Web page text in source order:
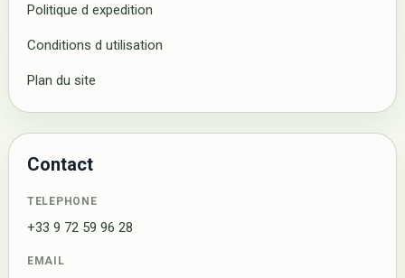
Politique d expedition
Conditions d utilisation
Plan du site
Contact
TELEPHONE
+33 9 72 59 96 28
EMAIL